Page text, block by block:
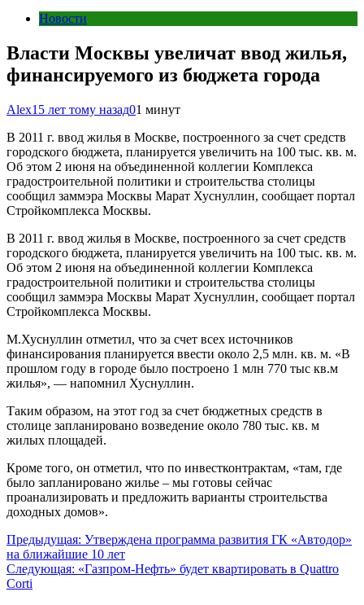
Новости
Власти Москвы увеличат ввод жилья,
финансируемого из бюджета города
Alex15 лет тому назад01 минут
В 2011 г. ввод жилья в Москве, построенного за счет средств
городского бюджета, планируется увеличить на 100 тыс. кв. м.
Об этом 2 июня на объединенной коллегии Комплекса
градостроительной политики и строительства столицы
сообщил заммэра Москвы Марат Хуснуллин, сообщает портал
Стройкомплекса Москвы.
В 2011 г. ввод жилья в Москве, построенного за счет средств
городского бюджета, планируется увеличить на 100 тыс. кв. м.
Об этом 2 июня на объединенной коллегии Комплекса
градостроительной политики и строительства столицы
сообщил заммэра Москвы Марат Хуснуллин, сообщает портал
Стройкомплекса Москвы.
М.Хуснуллин отметил, что за счет всех источников
финансирования планируется ввести около 2,5 млн. кв. м. «В
прошлом году в городе было построено 1 млн 770 тыс кв.м
жилья», — напомнил Хуснуллин.
Таким образом, на этот год за счет бюджетных средств в
столице запланировано возведение около 780 тыс. кв. м
жилых площадей.
Кроме того, он отметил, что по инвестконтрактам, «там, где
было запланировано жилье – мы готовы сейчас
проанализировать и предложить варианты строительства
доходных домов».
Навигация
по
записям
Предыдущая: Утверждена программа развития ГК «Автодор»
на ближайшие 10 лет
Следующая: «Газпром-Нефть» будет квартировать в Quattro
Corti